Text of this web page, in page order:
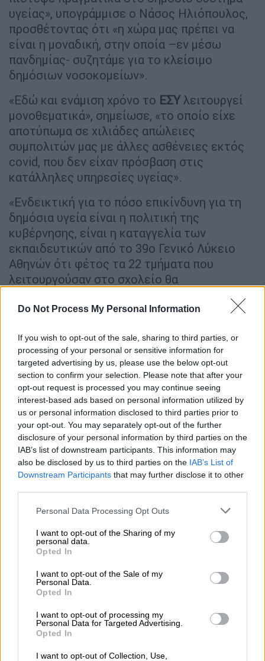
Do Not Process My Personal Information
If you wish to opt-out of the sale, sharing to third parties, or
processing of your personal or sensitive information for
targeted advertising by us, please use the below opt-out
section to confirm your selection. Please note that after your
opt-out request is processed you may continue seeing
interest-based ads based on personal information utilized by
us or personal information disclosed to third parties prior to
your opt-out. You may separately opt-out of the further
disclosure of your personal information by third parties on the
IAB’s list of downstream participants. This information may
also be disclosed by us to third parties on the IAB’s List of
Downstream Participants that may further disclose it to other
Please note that this website/app uses one or more Google
not limited to your visit or usage behaviour. You may click to
grant or deny consent to Google and its third-party tags to
use your data for below specified purposes in below Google
consent section.
Personal Data Processing Opt Outs
I want to opt-out of the Sharing of my
personal data.
Opted In
I want to opt-out of the Sale of my
Personal Data.
Opted In
I want to opt-out of processing my
Personal Data for Targeted Advertising.
Opted In
I want to opt-out of Collection, Use,
υγείας», υπογράμμισε ο Νάσος Ηλιόπουλος,
προσθέτοντας ότι «η χώρα μας πρέπει να
είναι η μοναδική, στην οποία –εν μέσω
πανδημίας- συζητάμε για το κλείσιμο
δημόσιων νοσοκομείων».
«Εδώ και ενάμιση χρόνο το ΕΣΥ λειτουργεί
μονοθεματικά», σημείωσε, «το οποίο είχε
αποτύπωμα σε χιλιάδες απώλειες
συμπολιτών μας με άλλες ασθένειες εκτός
covid, που δεν είχαν πρόσβαση στις
κατάλληλες υπηρεσίες υγείας».
«Ενδεικτική για το πόσο επικίνδυνη για τη
δημόσια υγεία είναι η πολιτική της
κυβέρνησης, είναι η καταγγελία των
εκπαιδευτικών από το 39ο Γενικό Λύκειο
Αθηνών ότι φέτος τα 22 τμήματα που
λειτουργούσαν στο σχολείο θα
μέσα στην τάξη, την ίδια στιγμή που η
Νάσος Ηλιόπουλος.
«Είναι φανερό ότι αυτή η κυβέρνηση ούτε
θέλει ούτε μπορεί να ενισχύσει τη δημόσια
υγεία, για αυτό απέτυχε και στο πεδίο του
εμβολιασμού και γι’ αυτό έχει χάσει πλήρως
πλέον την εμπιστοσύνη των πολιτών στο
μέτωπο της πανδημίας», τόνισε.
Όσον αφορά τις πυρκαγιές, δήλωσε ότι «η
αυριανή συζήτηση στη Βουλή, γίνεται ενώ η
κατάρρευσης του “επιτελικού” κράτους».
«Ήταν τεράστια “επιτυχία” του επιτελικού
κράτους», ανέφερε, «ότι φέτος στη χώρα
έχουμε περισσότερο από 1,2 εκ. στρέμματα
καμένα και σε σχέση με πέρσι έχουμε αύξηση
των καμένων εκτάσεων που ξεπερνά το
επιτελικό κράτος. Σημαίνει ο αρχηγός της
Πυροσβεστικής
γίνεται στην Εύβοια γιατί ήταν στην